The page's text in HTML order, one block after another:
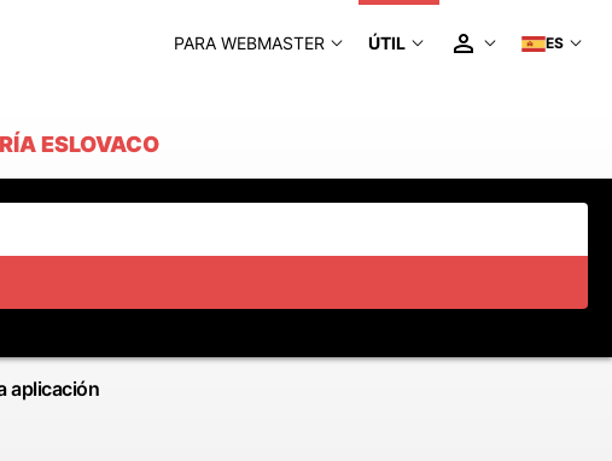
PARA WEBMASTER ÚTIL ES
ESLOVACO
aplicación